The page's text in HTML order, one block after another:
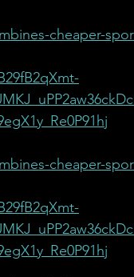
cheaper-
cheaper-